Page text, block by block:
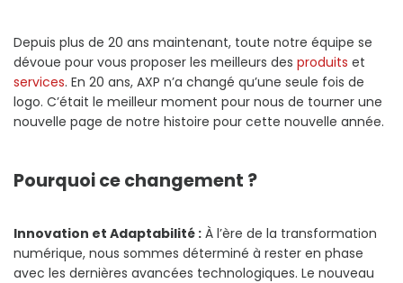
Depuis plus de 20 ans maintenant, toute notre équipe se
dévoue pour vous proposer les meilleurs des produits et
services. En 20 ans, AXP n’a changé qu’une seule fois de
logo. C’était le meilleur moment pour nous de tourner une
nouvelle page de notre histoire pour cette nouvelle année.
Pourquoi ce changement ?
Innovation et Adaptabilité : À l’ère de la transformation
numérique, nous sommes déterminé à rester en phase
avec les dernières avancées technologiques. Le nouveau